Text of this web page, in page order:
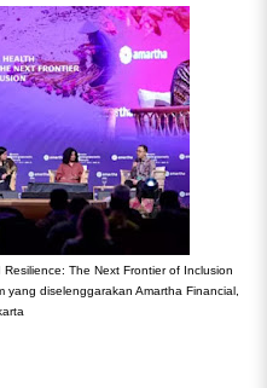
The Next Frontier of Inclusion
diselenggarakan Amartha Financial,